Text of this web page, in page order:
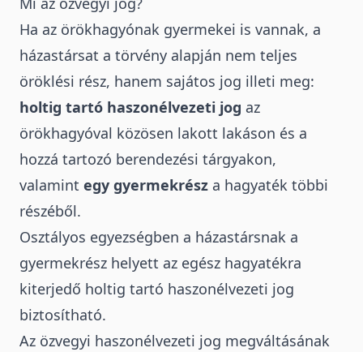
Ha az örökhagyónak gyermekei is vannak, a
házastársat a törvény alapján nem teljes
öröklési rész, hanem sajátos jog illeti meg:
holtig tartó haszonélvezeti jog az
örökhagyóval közösen lakott lakáson és a
hozzá tartozó berendezési tárgyakon,
valamint egy gyermekrész a hagyaték többi
részéből.
Osztályos egyezségben a házastársnak a
gyermekrész helyett az egész hagyatékra
kiterjedő holtig tartó haszonélvezeti jog
biztosítható.
Az özvegyi haszonélvezeti jog megváltásának